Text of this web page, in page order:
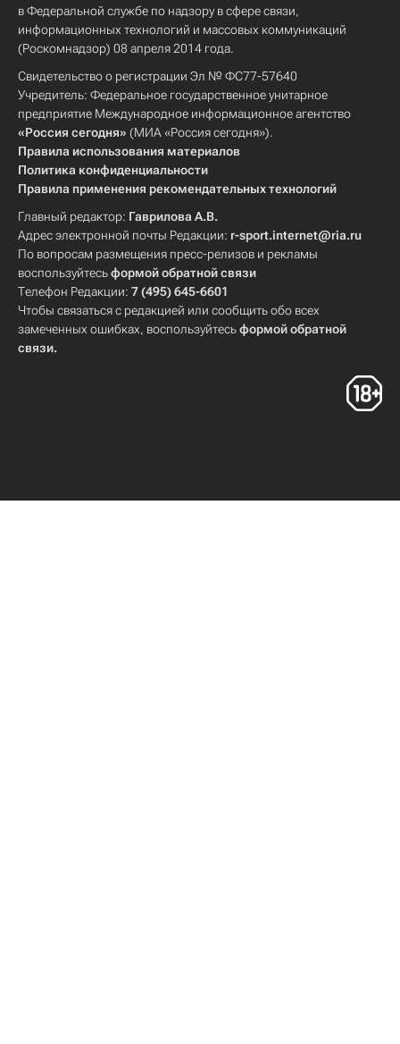
в Федеральной службе по надзору в сфере связи,
информационных технологий и массовых коммуникаций
(Роскомнадзор) 08 апреля 2014 года.
Свидетельство о регистрации Эл № ФС77-57640
Учредитель: Федеральное государственное унитарное
предприятие Международное информационное агентство
«Россия сегодня» (МИА «Россия сегодня»).
Правила использования материалов
Политика конфиденциальности
Правила применения рекомендательных технологий
Главный редактор: Гаврилова А.В.
Адрес электронной почты Редакции: r-sport.internet@ria.ru
По вопросам размещения пресс-релизов и рекламы
воспользуйтесьформой обратной связи
Телефон Редакции: 7 (495) 645-6601
Чтобы связаться с редакцией или сообщить обо всех
замеченных ошибках, воспользуйтесьформой обратной
связи.